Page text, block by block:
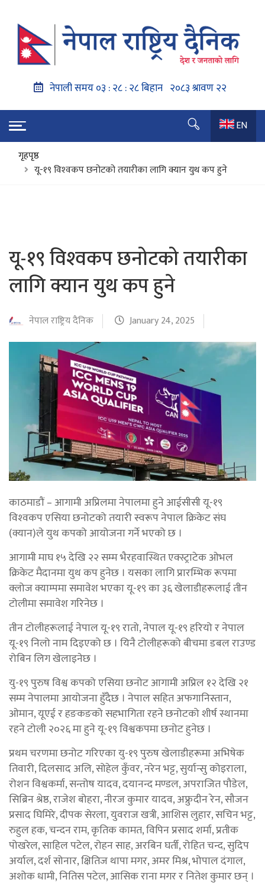
EN
गृहपृष्ठ
यू-१९ विश्‍वकप छनोटको तयारीका लागि क्यान युथ कप हुने
यू-१९ विश्‍वकप छनोटको तयारीका
लागि क्यान युथ कप हुने
नेपाल राष्ट्रिय दैनिक January 24, 2025
काठमाडौं – आगामी अप्रिलमा नेपालमा हुने आईसीसी यू-१९
विश्‍वकप एसिया छनोटको तयारी स्वरूप नेपाल क्रिकेट संघ
(क्यान)ले युथ कपको आयोजना गर्ने भएको छ ।
आगामी माघ १५ देखि २२ सम्म भैरहवास्थित एक्स्ट्राटेक ओभल
क्रिकेट मैदानमा युथ कप हुनेछ । यसका लागि प्रारम्भिक रूपमा
क्लोज क्याम्पमा समावेश भएका यू-१९ का ३६ खेलाडीहरूलाई तीन
टोलीमा समावेश गरिनेछ ।
तीन टोलीहरूलाई नेपाल यू-१९ रातो, नेपाल यू-१९ हरियो र नेपाल
यू-१९ निलो नाम दिइएको छ । यिनै टोलीहरूको बीचमा डबल राउण्ड
रोबिन लिग खेलाइनेछ ।
यु-१९ पुरुष विश्व कपको एसिया छनोट आगामी अप्रिल १२ देखि २१
सम्म नेपालमा आयोजना हुँदैछ । नेपाल सहित अफगानिस्तान,
ओमान, यूएई र हङकङको सहभागिता रहने छनोटको शीर्ष स्थानमा
रहने टोली २०२६ मा हुने यू-१९ विश्वकपमा छनोट हुनेछ ।
प्रथम चरणमा छनोट गरिएका यु-१९ पुरुष खेलाडीहरूमा अभिषेक
तिवारी, दिलसाद अलि, सोहेल कुँवर, नरेन भट्ट, सुर्यान्सु कोइराला,
रोशन विश्वकर्मा, सन्तोष यादव, दयानन्द मण्डल, अपराजित पौडेल,
सिब्रिन श्रेष्ठ, राजेश बोहरा, नीरज कुमार यादव, अफ्रुदीन रेन, सौजन
प्रसाद घिमिरे, दीपक सेरला, युवराज खत्री, आशिस लुहार, सचिन भट्ट,
रुहुल हक, चन्दन राम, कृतिक कामत, विपिन प्रसाद शर्मा, प्रतीक
पोखरेल, साहिल पटेल, रोहन साह, अरबिन घर्ती, रोहित चन्द, सुदिप
अर्याल, दर्श सोनार, क्षितिज थापा मगर, अमर मिश्र, भोपाल दंगाल,
अशोक धामी, नितिस पटेल, आसिक राना मगर र नितेश कुमार छन् ।